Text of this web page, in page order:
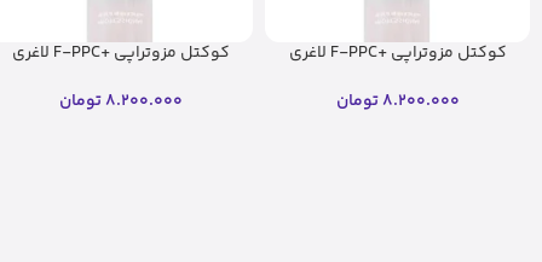
کوکتل مزوتراپی +F-PPC لاغری
8.200.000 تومان
کوکتل مزوتراپی +F-PPC لاغری
8.200.000 تومان